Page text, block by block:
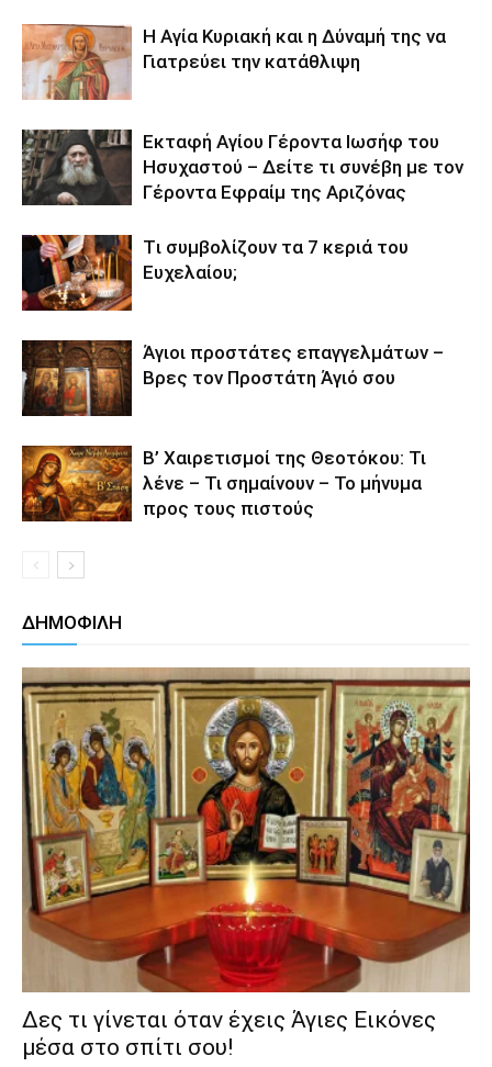
Η Αγία Κυριακή και η Δύναμή της να
Γιατρεύει την κατάθλιψη
Εκταφή Αγίου Γέροντα Ιωσήφ του
Ησυχαστού – Δείτε τι συνέβη με τον
Γέροντα Εφραίμ της Αριζόνας
Tι συμβολίζουν τα 7 κεριά του
Ευχελαίου;
Άγιοι προστάτες επαγγελμάτων –
Βρες τον Προστάτη Άγιό σου
Β’ Χαιρετισμοί της Θεοτόκου: Τι
λένε – Τι σημαίνουν – Το μήνυμα
προς τους πιστούς
ΔΗΜΟΦΙΛΗ
Δες τι γίνεται όταν έχεις Άγιες Εικόνες
μέσα στο σπίτι σου!